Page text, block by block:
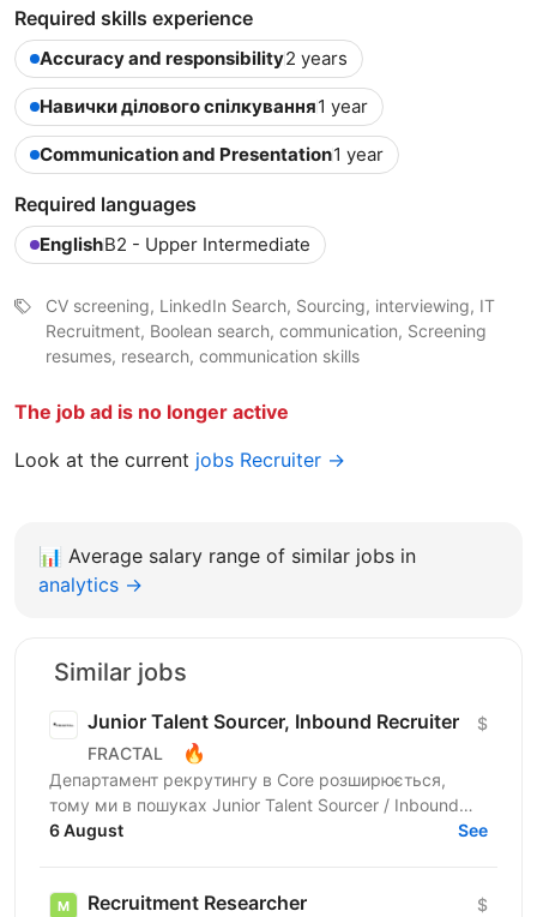
Required skills experience
Accuracy and responsibility2 years
Навички ділового спілкування1 year
Communication and Presentation1 year
Required languages
EnglishB2 - Upper Intermediate
CV screening, LinkedIn Search, Sourcing, interviewing, IT
Recruitment, Boolean search, communication, Screening
resumes, research, communication skills
The job ad is no longer active
Look at the current jobs Recruiter →
📊 Average salary range of similar jobs in
analytics →
Similar jobs
Junior Talent Sourcer, Inbound Recruiter
FRACTAL 🔥
$
Департамент рекрутингу в Core розширюється,
тому ми в пошуках Junior Talent Sourcer / Inbound
Recruiter в одну з 6 команд, яка закриває ключові
6 August See
Recruitment Researcher $